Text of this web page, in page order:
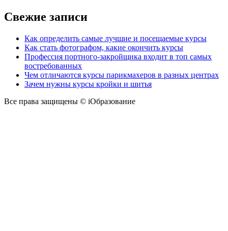
Свежие записи
Как определить самые лучшие и посещаемые курсы
Как стать фотографом, какие окончить курсы
Профессия портного-закройщика входит в топ самых
востребованных
Чем отличаются курсы парикмахеров в разных центрах
Зачем нужны курсы кройки и шитья
Все права защищены © iОбразование